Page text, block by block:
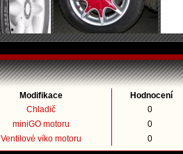
Modifikace Hodnocení
Chladič
0
miniGO motoru
0
Ventilové víko motoru
0